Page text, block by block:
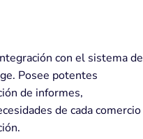
con el sistema de
Posee potentes
de informes,
de cada comercio